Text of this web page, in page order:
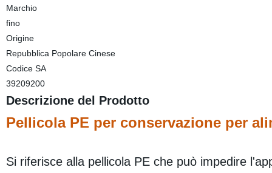
Marchio
fino
Origine
Repubblica Popolare Cinese
Codice SA
39209200
Descrizione del Prodotto
Pellicola PE per conservazione per
Si riferisce alla pellicola PE che può impedire